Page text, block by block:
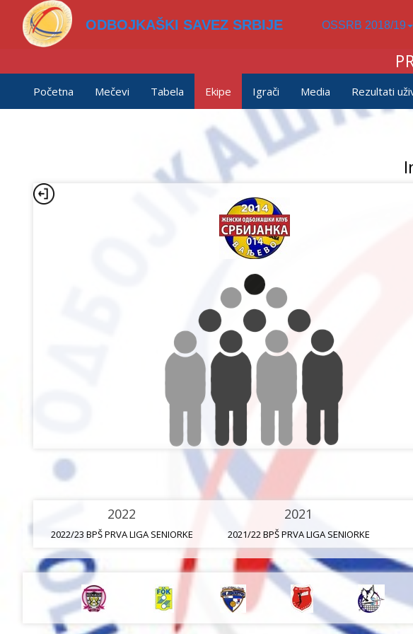
ODBOJKAŠKI SAVEZ SRBIJE OSSRB 2018/19
Početna Mečevi Tabela Ekipe Igrači Media Rezultati
2022
2022/23 BPŠ PRVA LIGA SENIORKE
2021
2021/22 BPŠ PRVA LIGA SENIORKE